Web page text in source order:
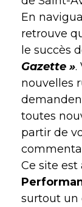
En
retrouve
le succès
Gazette ».
nouvelles
toutes
partir de
Ce site est
surtout un